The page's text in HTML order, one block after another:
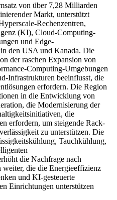
von über 7,28 Milliarden
Markt, unterstützt
Rechenzentren,
(KI), Cloud-Computing-
und Edge-
den USA und Kanada. Die
der raschen Expansion von
Computing-Umgebungen
Infrastrukturen beeinflusst, die
erfordern. Die Region
in die Entwicklung von
die Modernisierung der
die
erfordern, um steigende Rack-
zu unterstützen. Die
Tauchkühlung,
die Nachfrage nach
die die Energieeffizienz
und KI-gesteuerte
Einrichtungen unterstützen